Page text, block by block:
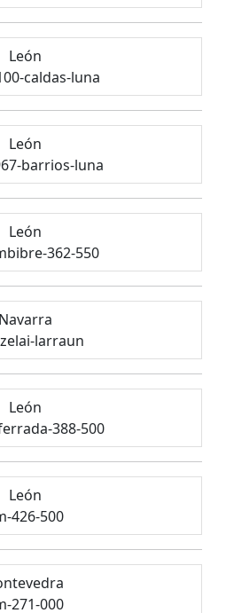
León
caldas-luna
León
barrios-luna
León
362-550
Navarra
larraun
León
388-500
León
426-500
271-000